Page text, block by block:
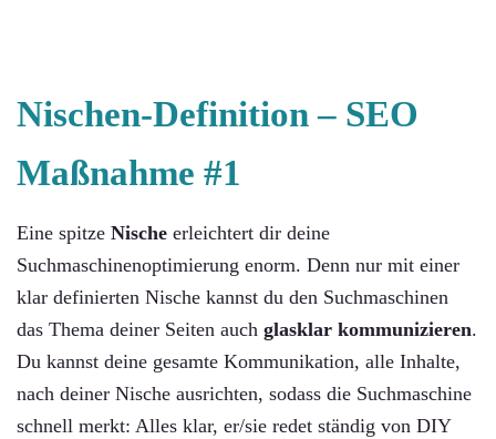
Nischen-Definition – SEO
Maßnahme #1
Eine spitze Nische erleichtert dir deine
Suchmaschinenoptimierung enorm. Denn nur mit einer
klar definierten Nische kannst du den Suchmaschinen
das Thema deiner Seiten auch glasklar kommunizieren.
Du kannst deine gesamte Kommunikation, alle Inhalte,
nach deiner Nische ausrichten, sodass die Suchmaschine
schnell merkt: Alles klar, er/sie redet ständig von DIY